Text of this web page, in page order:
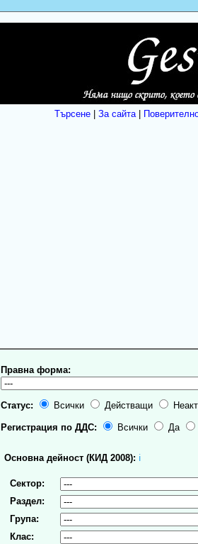
Търсене| За сайта|
Правна форма:
Статус: Всички Действащи
Регистрация по ДДС: Всички Да
Основна дейност (КИД 2008): ℹ
Сектор:
Раздел:
Група:
Клас: